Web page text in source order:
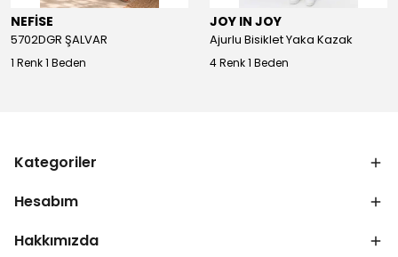
NEFİSE
5702DGR ŞALVAR
1 Renk 1 Beden
JOY IN JOY
Ajurlu Bisiklet Yaka Kazak
4 Renk 1 Beden
Kategoriler
Hesabım
Hakkımızda